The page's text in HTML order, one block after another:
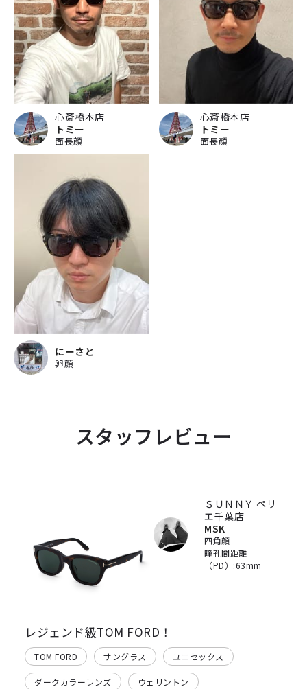
心斎橋本店
トミー
面長顔
心斎橋本店
トミー
面長顔
にーさと
卵顔
スタッフレビュー
ＳＵＮＮＹ ペリ
エ千葉店
MSK
四角顔
瞳孔間距離
（PD）:63mm
レジェンド級TOM FORD！
TOM FORD サングラス ユニセックス
ダークカラーレンズ ウェリントン